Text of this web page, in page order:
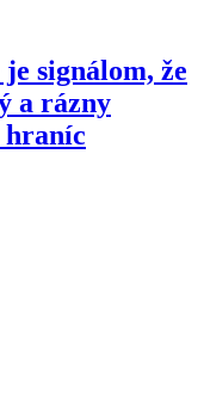
signálom, že
a rázny
hraníc